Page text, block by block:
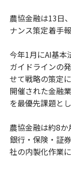
農協金融は13日
ナンス策定着手
今年1月にAI基本
ガイドラインの
せて戦略の策定
開催された金融
を最優先課題と
農協金融は約8か
銀行・保険・証
社の内製化作業